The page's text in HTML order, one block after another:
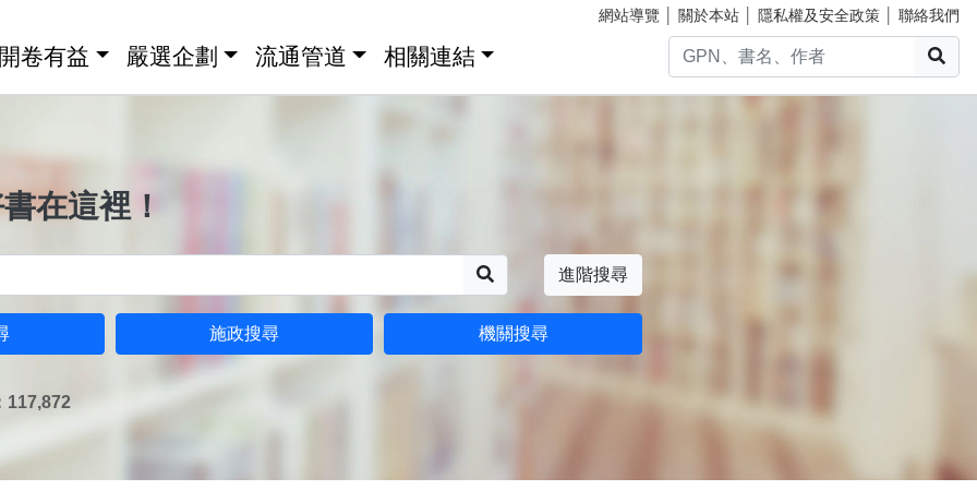
網站導覽 關於本站 隱私權及安全政策 聯絡我們
卷有益 嚴選企劃 流通管道 相關連結
在這裡！
進階搜尋
施政搜尋 機關搜尋
117,872